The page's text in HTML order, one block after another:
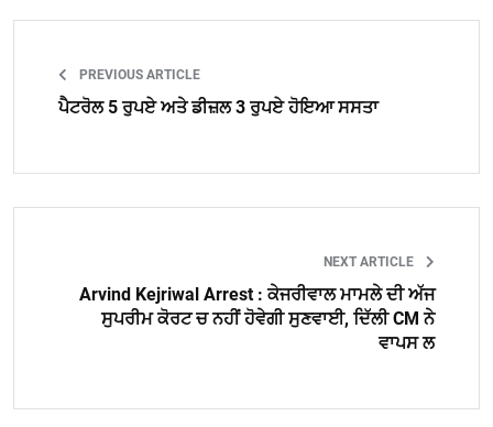
PREVIOUS ARTICLE
ਪੈਟਰੋਲ 5 ਰੁਪਏ ਅਤੇ ਡੀਜ਼ਲ 3 ਰੁਪਏ ਹੋਇਆ ਸਸਤਾ
NEXT ARTICLE
Arvind Kejriwal Arrest : ਕੇਜਰੀਵਾਲ ਮਾਮਲੇ ਦੀ ਅੱਜ
ਸੁਪਰੀਮ ਕੋਰਟ ਚ ਨਹੀਂ ਹੋਵੇਗੀ ਸੁਣਵਾਈ, ਦਿੱਲੀ CM ਨੇ
ਵਾਪਸ ਲ